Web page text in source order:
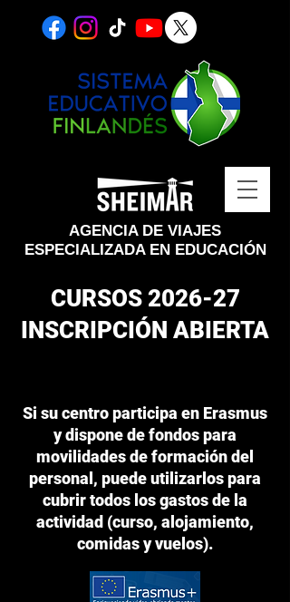
AGENCIA DE VIAJES
ESPECIALIZADA EN EDUCACIÓN
CURSOS 2026-27
INSCRIPCIÓN ABIERTA
Si su centro participa en Erasmus
y dispone de fondos para
movilidades de formación del
personal, puede utilizarlos para
cubrir todos los gastos de la
actividad (curso, alojamiento,
comidas y vuelos).